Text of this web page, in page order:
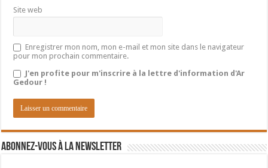
Site web
Enregistrer mon nom, mon e-mail et mon site dans le navigateur
pour mon prochain commentaire.
J'en profite pour m'inscrire à la lettre d'information d'Ar
Gedour !
Abonnez-vous à la newsletter